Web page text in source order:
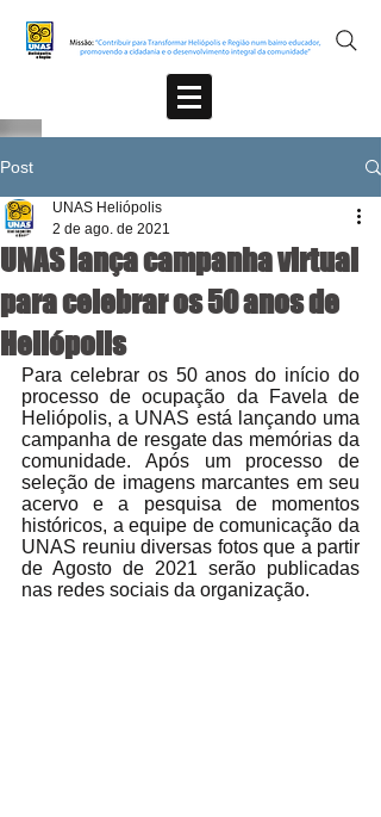
Post
UNAS lança campanha virtual
para celebrar os 50 anos de
Heliópolis
UNAS Heliópolis
2 de ago. de 2021
Para celebrar os 50 anos do início do
processo de ocupação da Favela de
Heliópolis, a UNAS está lançando uma
campanha de resgate das memórias da
comunidade. Após um processo de
seleção de imagens marcantes em seu
acervo e a pesquisa de momentos
históricos, a equipe de comunicação da
UNAS reuniu diversas fotos que a partir
de Agosto de 2021 serão publicadas
nas redes sociais da organização.